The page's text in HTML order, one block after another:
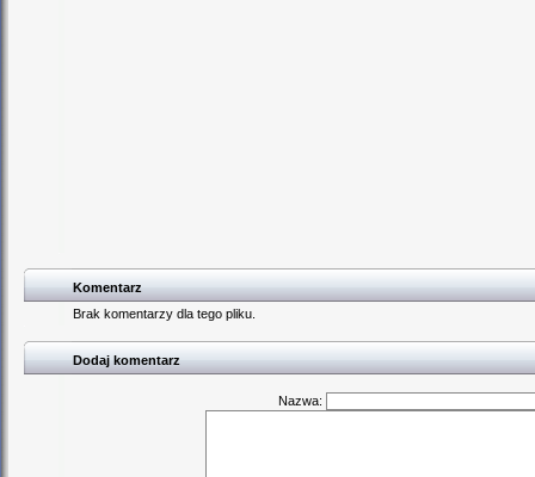
Komentarz
Brak komentarzy dla tego pliku.
Dodaj komentarz
Nazwa: